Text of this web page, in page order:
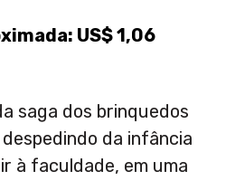
US$ 1,06
saga dos brinquedos
da infância
à faculdade, em uma